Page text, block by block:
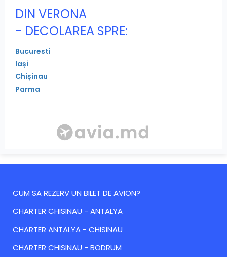
DIN VERONA
- DECOLAREA SPRE:
Bucuresti
Iași
Chișinau
Parma
CUM SA REZERV UN BILET DE AVION?
CHARTER CHISINAU - ANTALYA
CHARTER ANTALYA - CHISINAU
CHARTER CHISINAU - BODRUM